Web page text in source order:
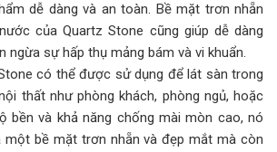
dễ dàng và an toàn. Bề mặt trơn nhẵn
của Quartz Stone cũng giúp dễ dàng
ngừa sự hấp thụ mảng bám và vi khuẩn.
có thể được sử dụng để lát sàn trong
thất như phòng khách, phòng ngủ, hoặc
bền và khả năng chống mài mòn cao, nó
một bề mặt trơn nhẵn và đẹp mắt mà còn